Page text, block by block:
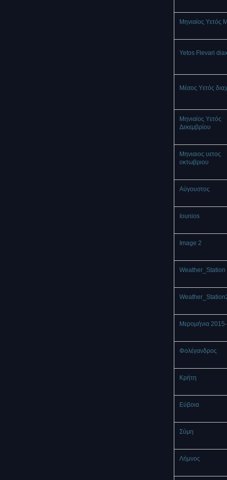
Μηνιαίος Υετός
Yetos Flevari
Μέσος Υετός
Μηνιαίος Υετός
Δεκεμβρίου
Μηνιαιος υετος
οκτωβριου
Αύγουστος
Iounios
Image 2
Weather_Station
Μερομήνια
Φολέγανδρος
Κρήτη
Εύβοια
Σύμη
Λήμνος